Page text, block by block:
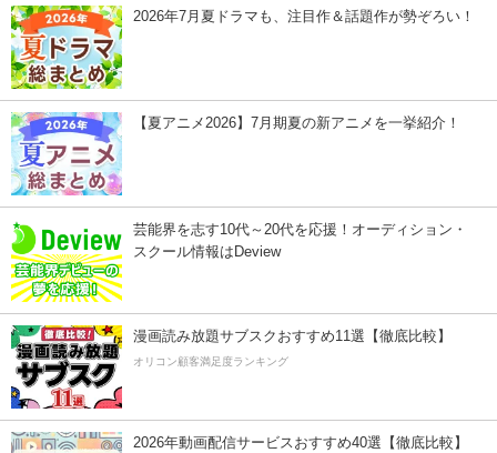
2026年7月夏ドラマも、注目作＆話題作が勢ぞろい！
【夏アニメ2026】7月期夏の新アニメを一挙紹介！
芸能界を志す10代～20代を応援！オーディション・
スクール情報はDeview
漫画読み放題サブスクおすすめ11選【徹底比較】
オリコン顧客満足度ランキング
2026年動画配信サービスおすすめ40選【徹底比較】